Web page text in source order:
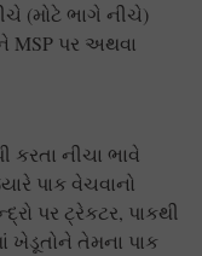
(મોટે ભાગે નીચે)
MSP પર અથવા
નીચા ભાવે
પાક વેચવાનો
પર ટ્રેકટર, પાકથી
ખેડૂતોને તેમના પાક